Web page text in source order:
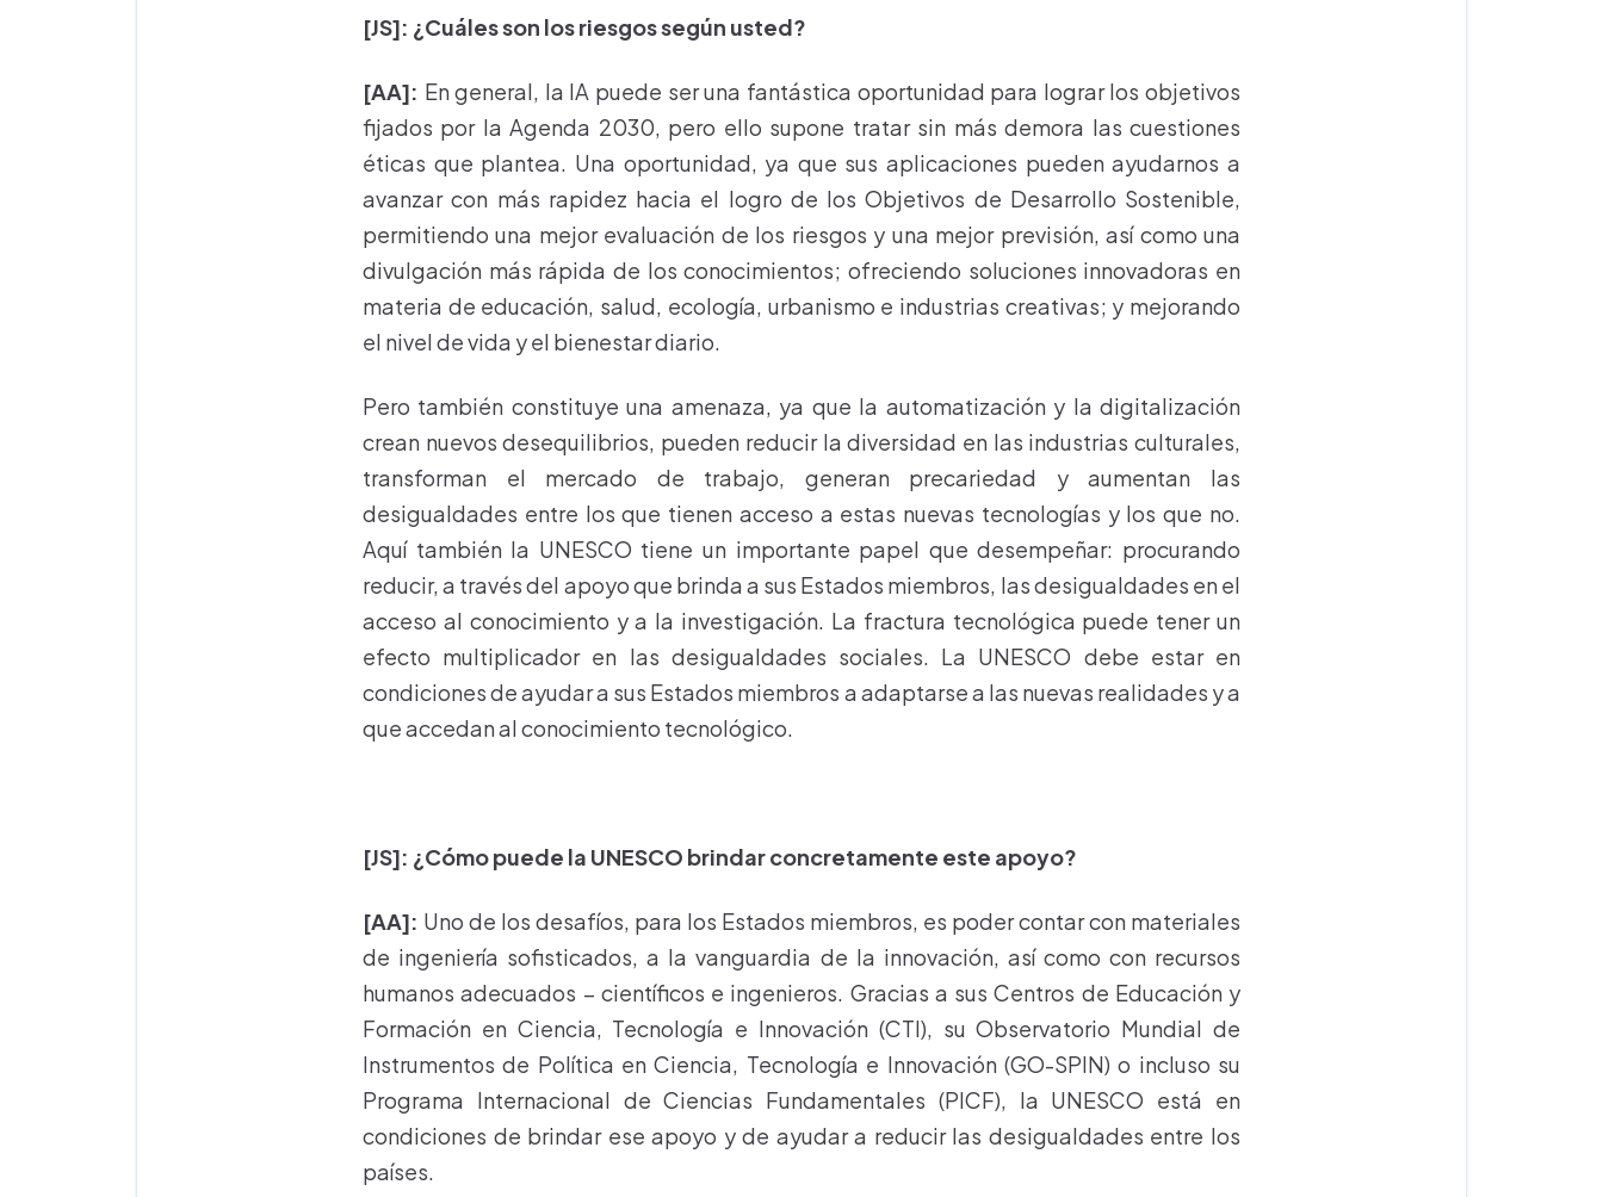
[JS]: ¿Cuáles son los riesgos según usted?
[AA]: En general, la IA puede ser una fantástica oportunidad para lograr los objetivos
fijados por la Agenda 2030, pero ello supone tratar sin más demora las cuestiones
éticas que plantea. Una oportunidad, ya que sus aplicaciones pueden ayudarnos a
avanzar con más rapidez hacia el logro de los Objetivos de Desarrollo Sostenible,
permitiendo una mejor evaluación de los riesgos y una mejor previsión, así como una
divulgación más rápida de los conocimientos; ofreciendo soluciones innovadoras en
materia de educación, salud, ecología, urbanismo e industrias creativas; y mejorando
el nivel de vida y el bienestar diario.
Pero también constituye una amenaza, ya que la automatización y la digitalización
crean nuevos desequilibrios, pueden reducir la diversidad en las industrias culturales,
transforman el mercado de trabajo, generan precariedad y aumentan las
desigualdades entre los que tienen acceso a estas nuevas tecnologías y los que no.
Aquí también la UNESCO tiene un importante papel que desempeñar: procurando
reducir, a través del apoyo que brinda a sus Estados miembros, las desigualdades en el
acceso al conocimiento y a la investigación. La fractura tecnológica puede tener un
efecto multiplicador en las desigualdades sociales. La UNESCO debe estar en
condiciones de ayudar a sus Estados miembros a adaptarse a las nuevas realidades y a
que accedan al conocimiento tecnológico.
[JS]: ¿Cómo puede la UNESCO brindar concretamente este apoyo?
[AA]: Uno de los desafíos, para los Estados miembros, es poder contar con materiales
de ingeniería sofisticados, a la vanguardia de la innovación, así como con recursos
humanos adecuados – científicos e ingenieros. Gracias a sus Centros de Educación y
Formación en Ciencia, Tecnología e Innovación (CTI), su Observatorio Mundial de
Instrumentos de Política en Ciencia, Tecnología e Innovación (GO-SPIN) o incluso su
Programa Internacional de Ciencias Fundamentales (PICF), la UNESCO está en
condiciones de brindar ese apoyo y de ayudar a reducir las desigualdades entre los
países.